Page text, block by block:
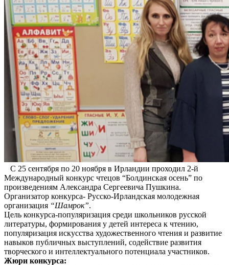
С 25 сентября по 20 ноября в Ирландии проходил 2-й
Международный конкурс чтецов “Болдинская осень” по
произведениям Александра Сергеевича Пушкина.
Организатор конкурса- Русско-Ирландская молодежная
организация “Шамрок”.
Цель конкурса-популяризация среди школьников русской
литературы, формирования у детей интереса к чтению,
популяризация искусства художественного чтения и развитие
навыков публичных выступлений, содействие развития
творческого и интеллектуального потенциала участников.
Жюри конкурса: